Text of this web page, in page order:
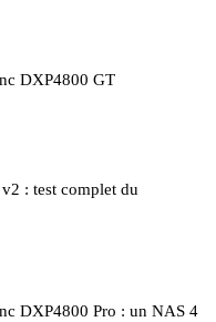
DXP4800 GT
: test complet du
DXP4800 Pro : un NAS 4